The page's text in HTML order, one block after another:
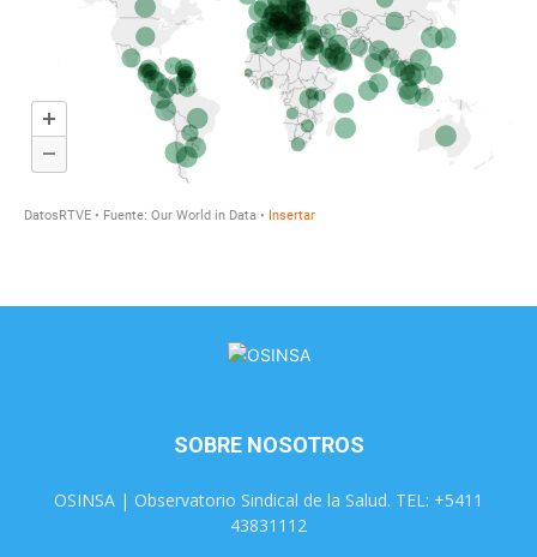
SOBRE NOSOTROS
OSINSA | Observatorio Sindical de la Salud. TEL: +5411
43831112